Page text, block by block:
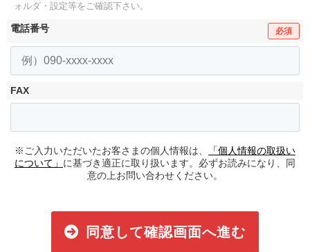
ォルダ・設定等をご確認下さい。
電話番号 必須
FAX
※ご入力いただいたお客さまの個人情報は、
「個人情報の取扱い
について」 に基づき適正に取り扱います。必ずお読みになり、同
意の上お問い合わせください。
同意して確認画面へ進む